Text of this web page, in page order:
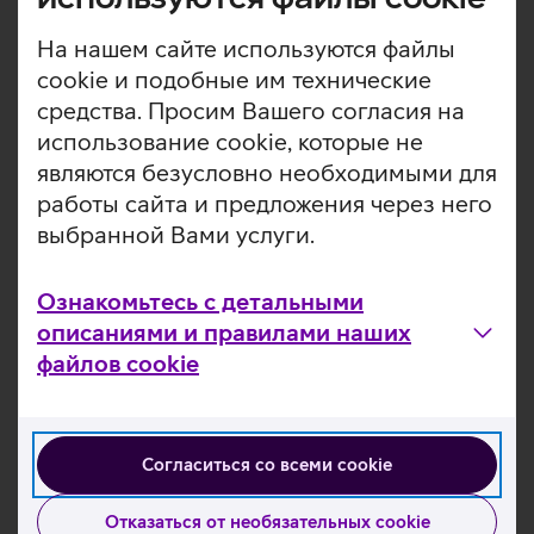
На нашем сайте используются файлы
cookie и подобные им технические
средства. Просим Вашего согласия на
использование cookie, которые не
являются безусловно необходимыми для
работы сайта и предложения через него
выбранной Вами услуги.
Ознакомьтесь с детальными
описаниями и правилами наших
файлов cookie
Согласиться со всеми cookie
Отказаться от необязательных cookie
смотрят самые популярные кино и сериалы мирового
уровня.
База клиентов кабельного интернет-соединения Telia
также выросла, достигнув к концу 2018 года 242 000
пользователей.
Telia Eesti – ведущее эстонское предприятие в сфере
ИТ и телекоммуникаций, обеспечивающее рабочими
местами 1800 человек.
Ознакомьтесь с другими новостями